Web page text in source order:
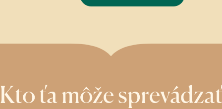
Kto ťa môže sprevádzať